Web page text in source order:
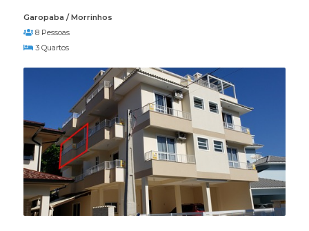
Garopaba / Morrinhos
8 Pessoas
3 Quartos